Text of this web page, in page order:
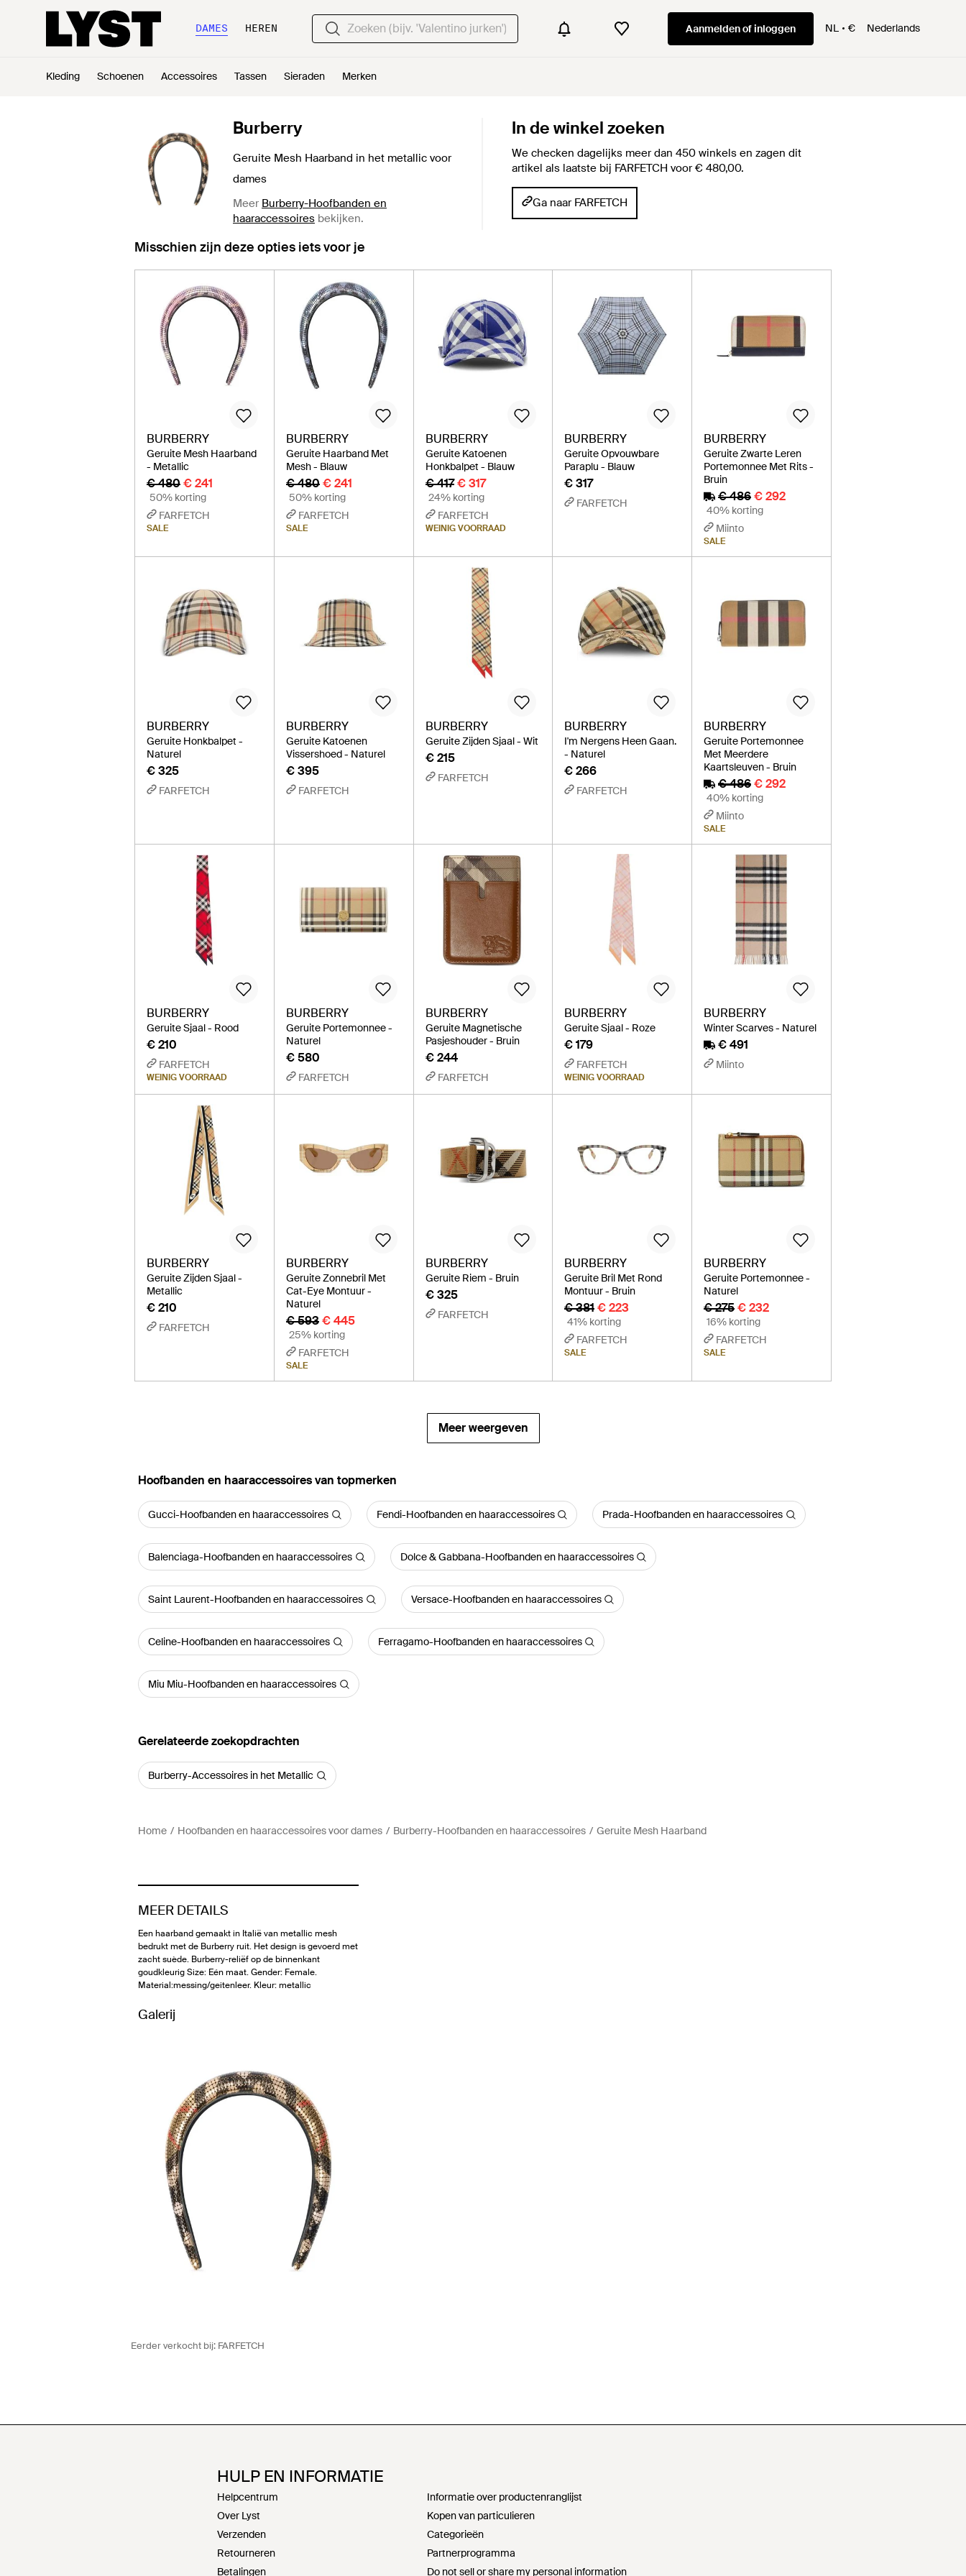
DAMES HEREN Aanmelden of inloggen NL € Nederlands
Kleding Schoenen Accessoires Tassen Sieraden Merken
Burberry
Geruite Mesh Haarband in het metallic voor
dames
Meer Burberry-Hoofbanden en
haaraccessoires bekijken.
In de winkel zoeken
We checken dagelijks meer dan 450 winkels en zagen dit
artikel als laatste bij FARFETCH voor € 480,00.
Ga naar FARFETCH
Misschien zijn deze opties iets voor je
BURBERRY
Geruite Mesh Haarband
- Metallic
€ 480€ 241
50% korting
FARFETCH
SALE
BURBERRY
Geruite Haarband Met
Mesh - Blauw
€ 480 € 241
50% korting
FARFETCH
SALE
BURBERRY
Geruite Katoenen
Honkbalpet - Blauw
€ 417 € 317
24% korting
FARFETCH
WEINIG VOORRAAD
BURBERRY
Geruite Opvouwbare
Paraplu - Blauw
€ 317
FARFETCH
BURBERRY
Geruite Zwarte Leren
Portemonnee Met Rits -
Bruin
€ 486€ 292
40% korting
Miinto
SALE
BURBERRY
Geruite Honkbalpet -
Naturel
€ 325
FARFETCH
BURBERRY
Geruite Katoenen
Vissershoed - Naturel
€ 395
FARFETCH
BURBERRY
Geruite Zijden Sjaal - Wit
€ 215
FARFETCH
BURBERRY
I'm Nergens Heen Gaan.
- Naturel
€ 266
FARFETCH
BURBERRY
Geruite Portemonnee
Met Meerdere
Kaartsleuven - Bruin
€ 486€ 292
40% korting
Miinto
SALE
BURBERRY
Geruite Sjaal - Rood
€ 210
FARFETCH
WEINIG VOORRAAD
BURBERRY
Geruite Portemonnee -
Naturel
€ 580
FARFETCH
BURBERRY
Geruite Magnetische
Pasjeshouder - Bruin
€ 244
FARFETCH
BURBERRY
Geruite Sjaal - Roze
€ 179
FARFETCH
WEINIG VOORRAAD
BURBERRY
Winter Scarves - Naturel
€ 491
Miinto
BURBERRY
Geruite Zijden Sjaal -
Metallic
€ 210
FARFETCH
BURBERRY
Geruite Zonnebril Met
Cat-Eye Montuur -
Naturel
€ 593 € 445
25% korting
FARFETCH
SALE
BURBERRY
Geruite Riem - Bruin
€ 325
FARFETCH
BURBERRY
Geruite Bril Met Rond
Montuur - Bruin
€ 381 € 223
41% korting
FARFETCH
SALE
BURBERRY
Geruite Portemonnee -
Naturel
€ 275€ 232
16% korting
FARFETCH
SALE
Meer weergeven
‪Hoofbanden en haaraccessoires‬ van topmerken
Gucci-Hoofbanden en haaraccessoires Fendi-Hoofbanden en haaraccessoires Prada-Hoofbanden en haaraccessoires
Balenciaga-Hoofbanden en haaraccessoires Dolce & Gabbana-Hoofbanden en haaraccessoires
Saint Laurent-Hoofbanden en haaraccessoires Versace-Hoofbanden en haaraccessoires
Celine-Hoofbanden en haaraccessoires Ferragamo-Hoofbanden en haaraccessoires
Miu Miu-Hoofbanden en haaraccessoires
Gerelateerde zoekopdrachten
Burberry-Accessoires in het Metallic
Home Hoofbanden en haaraccessoires voor dames Burberry-Hoofbanden en haaraccessoires Geruite Mesh Haarband
MEER DETAILS
Een haarband gemaakt in Italië van metallic mesh
bedrukt met de Burberry ruit. Het design is gevoerd met
zacht suède. Burberry-reliëf op de binnenkant
goudkleurig Size: Eén maat. Gender: Female.
Material:messing/geitenleer. Kleur: metallic
Galerij
Eerder verkocht bij: FARFETCH
HULP EN INFORMATIE
Helpcentrum
Over Lyst
Verzenden
Retourneren
Betalingen
Informatie over productenranglijst
Kopen van particulieren
Categorieën
Partnerprogramma
Do not sell or share my personal information